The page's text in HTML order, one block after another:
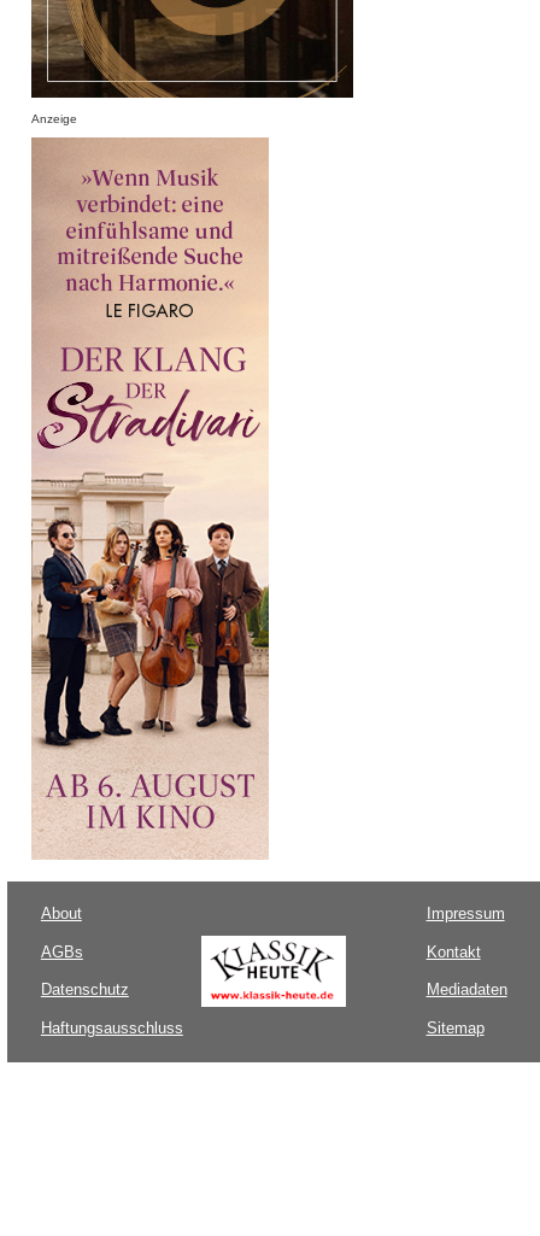
Anzeige
About
AGBs
Datenschutz
Haftungsausschluss
Impressum
Kontakt
Mediadaten
Sitemap